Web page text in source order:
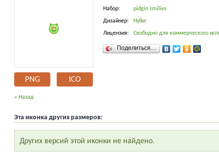
PNG ICO
Набор: pidgin smilies
Дизайнер: Hylke
Лицензия: Свободно для коммерческого
Поделиться…
« Назад
Эта иконка других размеров:
Других версий этой иконки не найдено.